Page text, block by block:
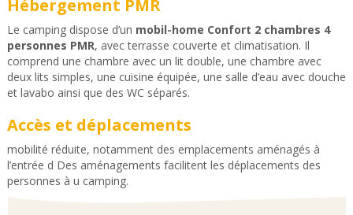
Hébergement PMR
Le camping dispose d’un mobil-home Confort 2 chambres 4
personnes PMR, avec terrasse couverte et climatisation. Il
comprend une chambre avec un lit double, une chambre avec
deux lits simples, une cuisine équipée, une salle d’eau avec douche
et lavabo ainsi que des WC séparés.
Accès et déplacements
mobilité réduite, notamment des emplacements aménagés à
l’entrée d Des aménagements facilitent les déplacements des
personnes à u camping.